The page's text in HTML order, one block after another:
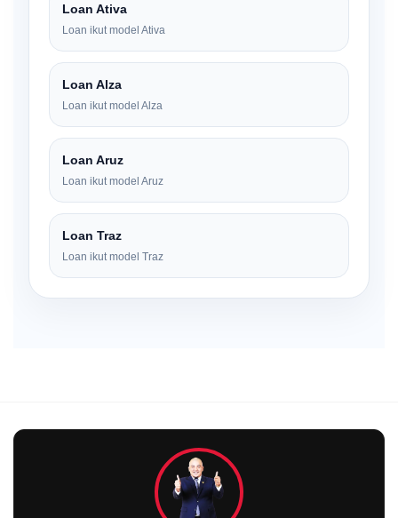
Loan Ativa
Loan ikut model Ativa
Loan Alza
Loan ikut model Alza
Loan Aruz
Loan ikut model Aruz
Loan Traz
Loan ikut model Traz